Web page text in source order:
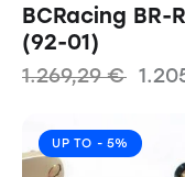
BCRacing BR-
(92-01)
1.269,29€
UP TO - 5%